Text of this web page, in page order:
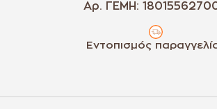
Αρ. ΓΕΜΗ:
Εντοπισμός